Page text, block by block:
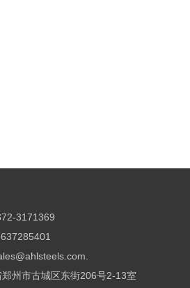
3171369
州市古城区东街206号2-13室